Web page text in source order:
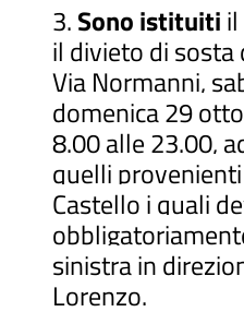
3.Sono istituiti
il divieto di
Via Normanni,
domenica 29
8.00 alle 23.00,
quelli
Castello i quali
sinistra in
Lorenzo.